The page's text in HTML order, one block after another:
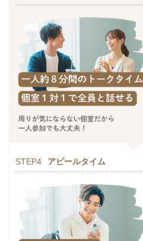
STEP4 アピールタイム